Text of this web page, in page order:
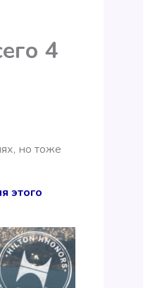
4
но тоже
этого